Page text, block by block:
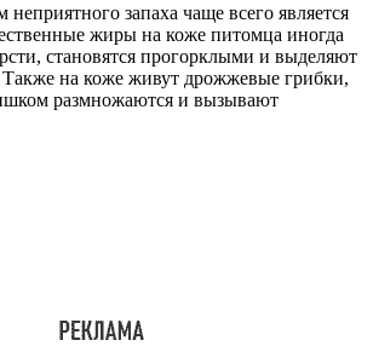
запаха чаще всего является
жиры на коже питомца иногда
становятся прогорклыми и выделяют
на коже живут дрожжевые грибки,
размножаются и вызывают